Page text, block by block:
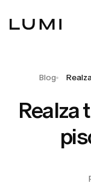
Blog
Realza